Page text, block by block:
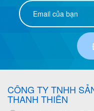
CÔNG TY TNHH
THANH THIÊN